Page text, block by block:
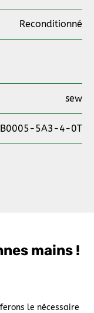
Reconditionné
sew
5A3-4-0T
mains !
le nécessaire